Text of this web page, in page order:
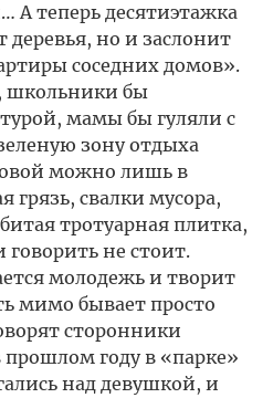
А теперь десятиэтажка
но и заслонит
соседних домов».
школьники бы
мамы бы гуляли с
зону отдыха
можно лишь в
грязь, свалки мусора,
тротуарная плитка,
говорить не стоит.
молодежь и творит
мимо бывает просто
сторонники
прошлом году в «парке»
над девушкой, и